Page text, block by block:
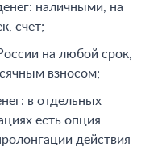
наличными, на
счет;
на любой срок,
взносом;
в отдельных
есть опция
действия